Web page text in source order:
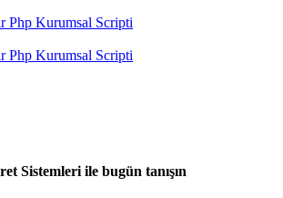
Sistemleri ile bugün tanışın